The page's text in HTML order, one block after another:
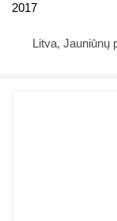
2017
Litva, Jauniūnų